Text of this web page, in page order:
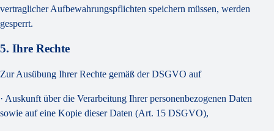
vertraglicher Aufbewahrungspflichten speichern müssen, werden
gesperrt.
5. Ihre Rechte
Zur Ausübung Ihrer Rechte gemäß der DSGVO auf
· Auskunft über die Verarbeitung Ihrer personenbezogenen Daten
sowie auf eine Kopie dieser Daten (Art. 15 DSGVO),